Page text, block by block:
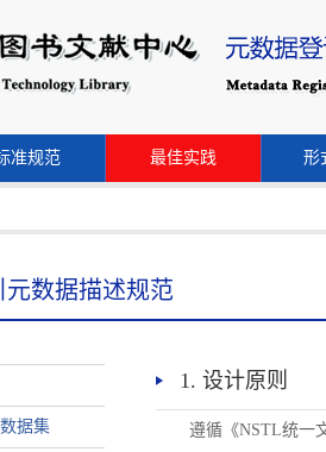
准规范 最佳实践 形
元数据描述规范
据集
1. 设计原则
遵循《NSTL统一